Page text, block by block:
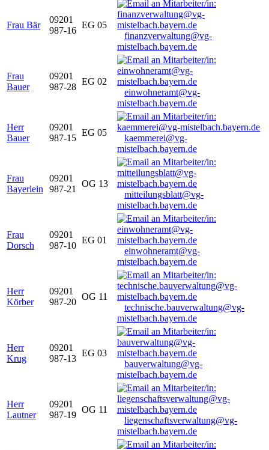
Frau Bär
09201
987-16
EG 05
finanzverwaltung@vg-
mistelbach.bayern.de
Frau
Bauer
09201
987-28
EG 02
einwohneramt@vg-
mistelbach.bayern.de
Herr
Bauer
09201
987-15
EG 05
kaemmerei@vg-
mistelbach.bayern.de
Frau
Bayerlein
09201
987-21
OG 13
mitteilungsblatt@vg-
mistelbach.bayern.de
Frau
Dorsch
09201
987-10
EG 01
einwohneramt@vg-
mistelbach.bayern.de
Herr
Körber
09201
987-20
OG 11
technische.bauverwaltung@vg-
mistelbach.bayern.de
Herr
Krug
09201
987-13
EG 03
bauverwaltung@vg-
mistelbach.bayern.de
Herr
Lautner
09201
987-19
OG 11
liegenschaftsverwaltung@vg-
mistelbach.bayern.de